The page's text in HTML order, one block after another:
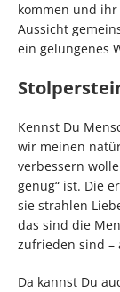
kommen und
Aussicht
ein gelungenes
Kennst Du
wir meinen
verbessern
genug“ ist. Die
sie strahlen
das sind die
zufrieden sind –
Da kannst Du